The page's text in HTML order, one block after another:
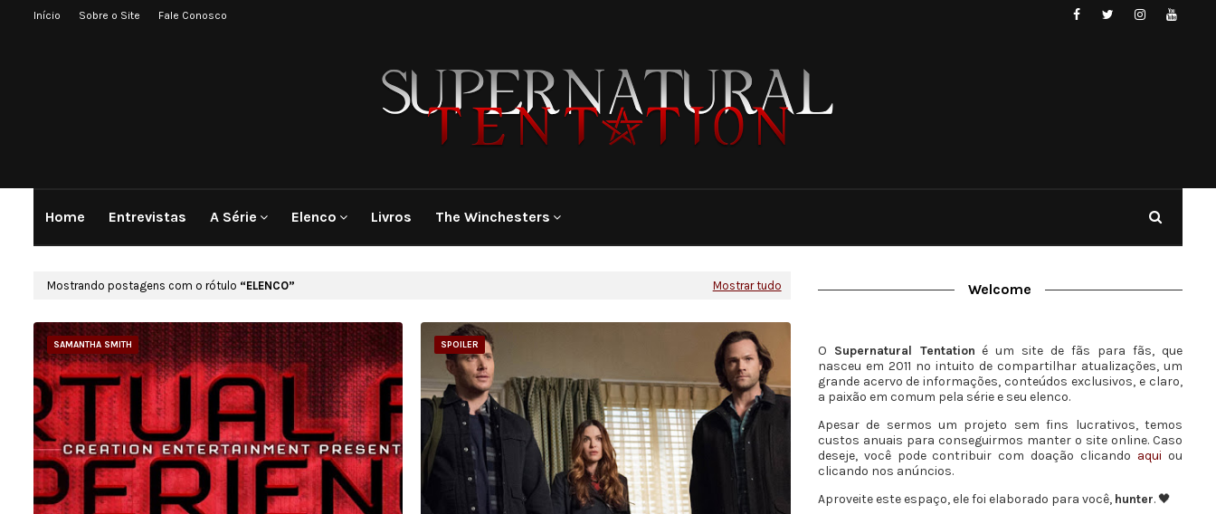
Início Sobre o Site Fale Conosco
Home Entrevistas A Série Elenco Livros The Winchesters
Mostrando postagens com o rótulo ELENCO Mostrar tudo
SAMANTHA SMITH SPOILER
Welcome
O Supernatural Tentation é um site de fãs para fãs, que
nasceu em 2011 no intuito de compartilhar atualizações, um
grande acervo de informações, conteúdos exclusivos, e claro,
a paixão em comum pela série e seu elenco.
Apesar de sermos um projeto sem fins lucrativos, temos
custos anuais para conseguirmos manter o site online. Caso
deseje, você pode contribuir com doação clicando aqui ou
clicando nos anúncios.
Aproveite este espaço, ele foi elaborado para você, hunter. 🖤